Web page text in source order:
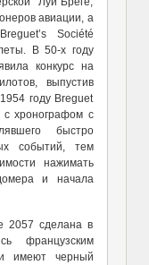
авиации, а
Société
В 50-х году
конкурс на
выпустив
году Breguet
с хронографом с
быстро
событий, тем
нажимать
и начала
2057 сделана в
французским
имеют черный